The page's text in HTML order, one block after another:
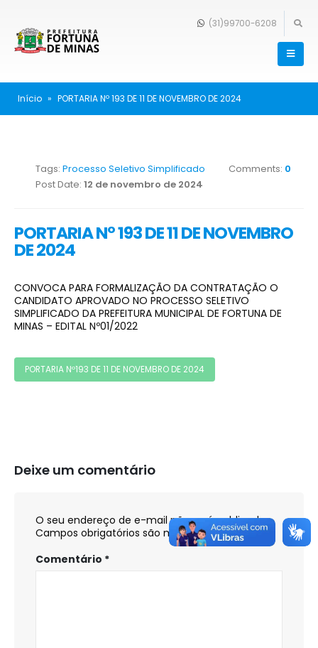
(31)99700-6208
Início » PORTARIA Nº 193 DE 11 DE NOVEMBRO DE 2024
Tags: Processo Seletivo Simplificado Comments: 0
Post Date: 12 de novembro de 2024
PORTARIA Nº 193 DE 11 DE NOVEMBRO
DE 2024
CONVOCA PARA FORMALIZAÇÃO DA CONTRATAÇÃO O
CANDIDATO APROVADO NO PROCESSO SELETIVO
SIMPLIFICADO DA PREFEITURA MUNICIPAL DE FORTUNA DE
MINAS – EDITAL Nº01/2022
PORTARIA Nº193 DE 11 DE NOVEMBRO DE 2024
Deixe um comentário
O seu endereço de e-mail não será publicado.
Campos obrigatórios são marcados com*
Comentário *